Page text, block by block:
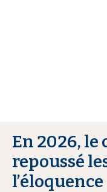
En 2026, le
repoussé
l’éloquence